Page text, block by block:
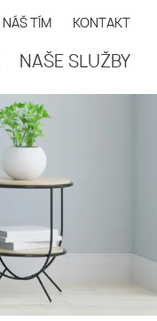
NÁŠ TÍM KONTAKT
NAŠE SLUŽBY